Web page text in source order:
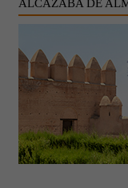
ALCAZABA DE